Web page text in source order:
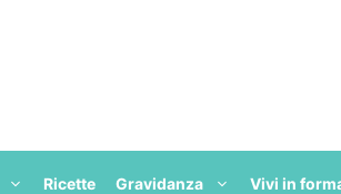
Ricette Gravidanza Vivi in